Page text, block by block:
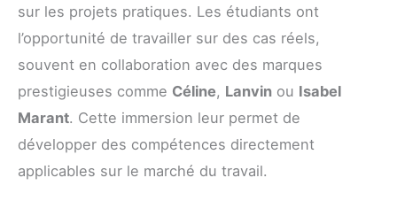
sur les projets pratiques. Les étudiants ont
l’opportunité de travailler sur des cas réels,
souvent en collaboration avec des marques
prestigieuses comme Céline, Lanvin ou Isabel
Marant. Cette immersion leur permet de
développer des compétences directement
applicables sur le marché du travail.